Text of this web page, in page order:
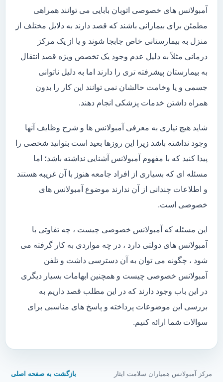
آمبولانس های خصوصی اتوبان بابایی می توانند همراهی
مطمئن برای بیمارانی باشند که قصد دارند به دلایل مختلف از
منزل به بیمارستانی خاص جابجا شوند و یا از یک مرکز
درمانی مثلاً به دلیل عدم وجود یک تخصص ویژه قصد انتقال
به بیمارستان پیشرفته تری را دارند اما به دلیل ناتوانی
جسمی و یا وخامت حالشان نمی توانند این کار را بدون
همراه داشتن خدمات پزشکی انجام دهند.
شاید هیچ نیازی به معرفی آمبولانس ها و شرح وظایف آنها
وجود نداشته باشد زیرا این روزها بعید است بتوانید شخصی را
پیدا کنید که با مفهوم آمبولانس آشنایی نداشته باشد؛ اما
مسئله ای که بسیاری از افراد جامعه هنوز با آن غریبه هستند
و اطلاعات چندانی از آن ندارند موضوع آمبولانس های
خصوصی است.
این مسئله که آمبولانس خصوصی چیست ، چه تفاوتی با
آمبولانس های دولتی دارد ، در چه مواردی به کار گرفته می
شود ، چگونه می توان به آن دسترسی داشت و تلفن
آمبولانس خصوصی چیست و همچنین ابهامات بسیار دیگری
در این باب وجود دارند که در این مطلب قصد داریم به
بررسی این موضوعات پرداخته و پاسخ های مناسبی برای
سوالات شما ارائه کنیم.
مرکز آمبولانس همیاران سلامت ایثار بازگشت به صفحه اصلی